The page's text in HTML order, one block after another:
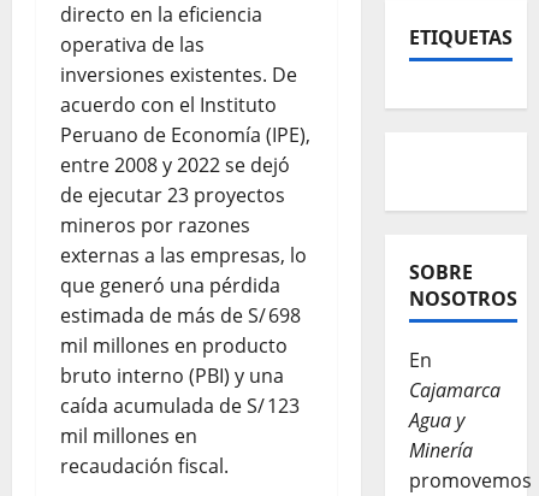
directo en la eficiencia
operativa de las
inversiones existentes. De
acuerdo con el Instituto
Peruano de Economía (IPE),
entre 2008 y 2022 se dejó
de ejecutar 23 proyectos
mineros por razones
externas a las empresas, lo
que generó una pérdida
estimada de más de S/ 698
mil millones en producto
bruto interno (PBI) y una
caída acumulada de S/ 123
mil millones en
recaudación fiscal.
ETIQUETAS
SOBRE
NOSOTROS
En
Cajamarca
Agua y
Minería
promovemos